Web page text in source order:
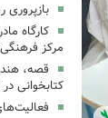
کارگاه
مرکز
قصه،
کتابخوانی